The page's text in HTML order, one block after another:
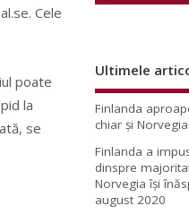
. Cele
poate
la
se
Ultimele
Finlanda
chiar și
Finlanda a
dinspre
Norvegia își
august 2020